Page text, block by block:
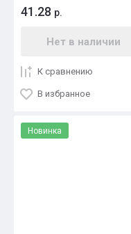
41.28 р.
Нет в наличии
К сравнению
В избранное
Новинка